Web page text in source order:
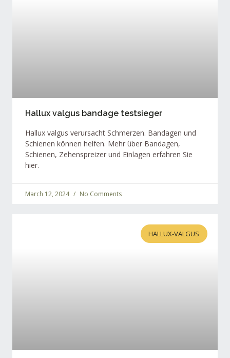
Hallux valgus bandage testsieger
Hallux valgus verursacht Schmerzen. Bandagen und
Schienen können helfen. Mehr über Bandagen,
Schienen, Zehenspreizer und Einlagen erfahren Sie
hier.
March 12, 2024 No Comments
HALLUX-VALGUS